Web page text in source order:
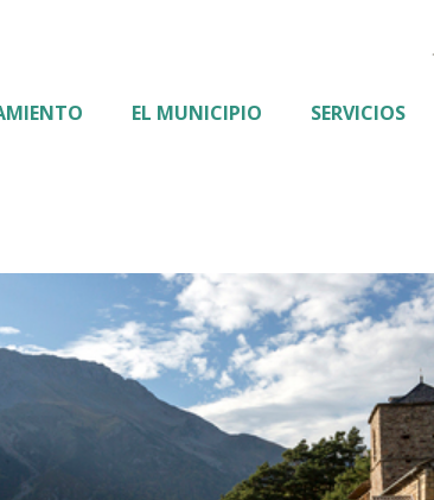
EL MUNICIPIO SERVICIOS